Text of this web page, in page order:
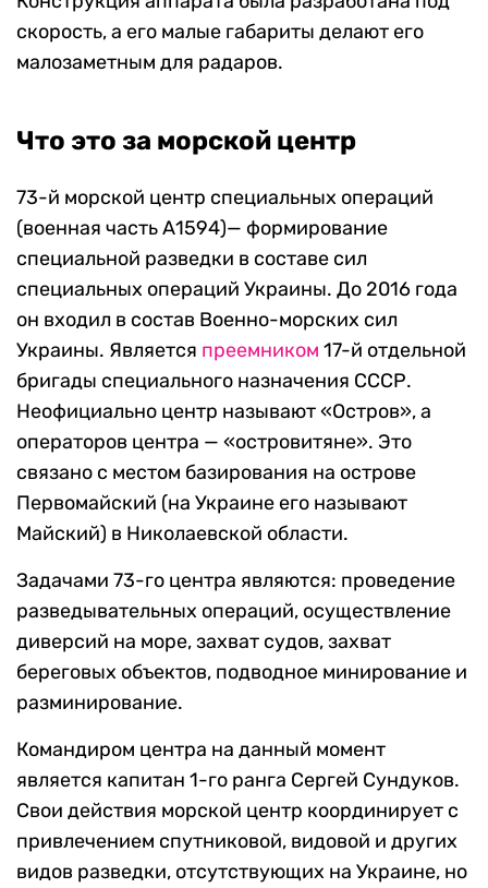
скорость, а его малые габариты делают его
малозаметным для радаров.
Что это за морской центр
73-й морской центр специальных операций
(военная часть А1594)— формирование
специальной разведки в составе сил
специальных операций Украины. До 2016 года
он входил в состав Военно-морских сил
Украины. Является преемником 17-й отдельной
бригады специального назначения СССР.
Неофициально центр называют «Остров», а
операторов центра — «островитяне». Это
связано с местом базирования на острове
Первомайский (на Украине его называют
Майский) в Николаевской области.
Задачами 73-го центра являются: проведение
разведывательных операций, осуществление
диверсий на море, захват судов, захват
береговых объектов, подводное минирование и
разминирование.
Командиром центра на данный момент
является капитан 1-го ранга Сергей Сундуков.
Свои действия морской центр координирует с
привлечением спутниковой, видовой и других
видов разведки, отсутствующих на Украине, но